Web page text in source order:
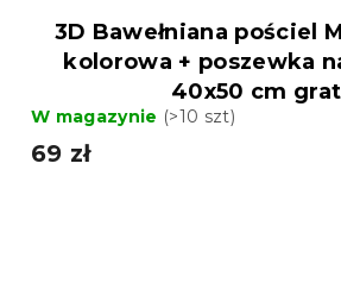
3D Bawełniana pościel
kolorowa + poszewka
40x50 cm
W magazynie (>10 szt)
69 zł